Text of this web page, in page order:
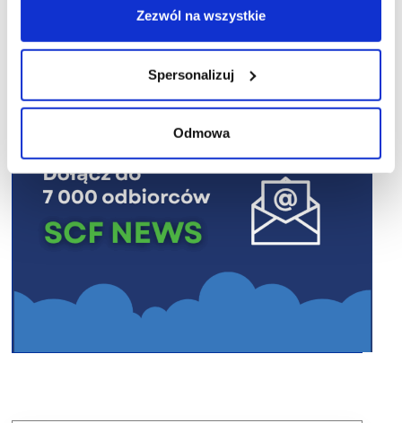
Zezwól na wszystkie
Spersonalizuj
Odmowa
R E K L A M A